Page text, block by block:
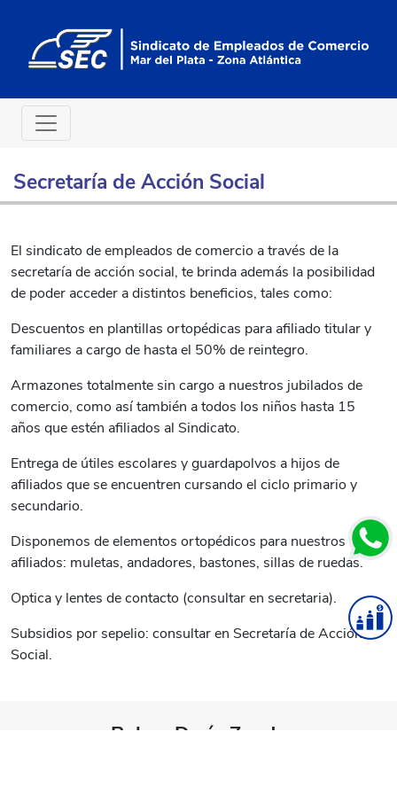
Secretaría de Acción Social
El sindicato de empleados de comercio a través de la
secretaría de acción social, te brinda además la posibilidad
de poder acceder a distintos beneficios, tales como:
Descuentos en plantillas ortopédicas para afiliado titular y
familiares a cargo de hasta el 50% de reintegro.
Armazones totalmente sin cargo a nuestros jubilados de
comercio, como así también a todos los niños hasta 15
años que estén afiliados al Sindicato.
Entrega de útiles escolares y guardapolvos a hijos de
afiliados que se encuentren cursando el ciclo primario y
secundario.
Disponemos de elementos ortopédicos para nuestros
afiliados: muletas, andadores, bastones, sillas de ruedas.
Optica y lentes de contacto (consultar en secretaria).
Subsidios por sepelio: consultar en Secretaría de Acción
Social.
Ruben Darío Zunda